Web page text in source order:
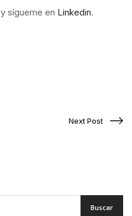
y sígueme en Linkedin.
Next Post
Buscar